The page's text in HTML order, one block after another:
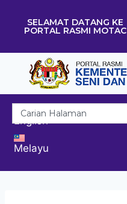
SELAMAT DATANG KE
PORTAL RASMI MOTAC
English
Melayu